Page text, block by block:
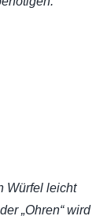
Würfel leicht
„Ohren“ wird